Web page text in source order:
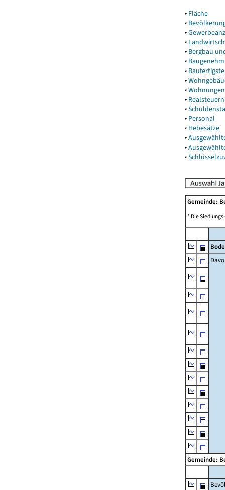
▾ Fläche
▾
▾
▾
▾ Bergbau
▾
▾
▾
▾Wohnungen
▾ Realsteuern
▾
▾ Personal
▾ Hebesätze
▾
▾
▾
Gemeinde:
* Die
Gemeinde: